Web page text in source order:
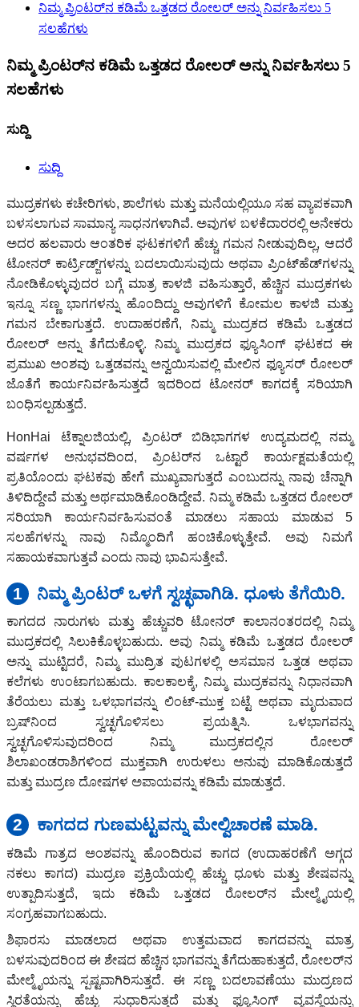
ನಿಮ್ಮ ಪ್ರಿಂಟರ್‌ನ ಕಡಿಮೆ ಒತ್ತಡದ ರೋಲರ್ ಅನ್ನು ನಿರ್ವಹಿಸಲು 5
ಸಲಹೆಗಳು
ನಿಮ್ಮ ಪ್ರಿಂಟರ್‌ನ ಕಡಿಮೆ ಒತ್ತಡದ ರೋಲರ್ ಅನ್ನು ನಿರ್ವಹಿಸಲು 5
ಸಲಹೆಗಳು
ಸುದ್ದಿ
ಸುದ್ದಿ
ಮುದ್ರಕಗಳು ಕಚೇರಿಗಳು, ಶಾಲೆಗಳು ಮತ್ತು ಮನೆಯಲ್ಲಿಯೂ ಸಹ ವ್ಯಾಪಕವಾಗಿ
ಬಳಸಲಾಗುವ ಸಾಮಾನ್ಯ ಸಾಧನಗಳಾಗಿವೆ. ಅವುಗಳ ಬಳಕೆದಾರರಲ್ಲಿ ಅನೇಕರು
ಅದರ ಹಲವಾರು ಆಂತರಿಕ ಘಟಕಗಳಿಗೆ ಹೆಚ್ಚು ಗಮನ ನೀಡುವುದಿಲ್ಲ, ಆದರೆ
ಟೋನರ್ ಕಾರ್ಟ್ರಿಡ್ಜ್‌ಗಳನ್ನು ಬದಲಾಯಿಸುವುದು ಅಥವಾ ಪ್ರಿಂಟ್‌ಹೆಡ್‌ಗಳನ್ನು
ನೋಡಿಕೊಳ್ಳುವುದರ ಬಗ್ಗೆ ಮಾತ್ರ ಕಾಳಜಿ ವಹಿಸುತ್ತಾರೆ, ಹೆಚ್ಚಿನ ಮುದ್ರಕಗಳು
ಇನ್ನೂ ಸಣ್ಣ ಭಾಗಗಳನ್ನು ಹೊಂದಿದ್ದು ಅವುಗಳಿಗೆ ಕೋಮಲ ಕಾಳಜಿ ಮತ್ತು
ಗಮನ ಬೇಕಾಗುತ್ತದೆ. ಉದಾಹರಣೆಗೆ, ನಿಮ್ಮ ಮುದ್ರಕದ ಕಡಿಮೆ ಒತ್ತಡದ
ರೋಲರ್ ಅನ್ನು ತೆಗೆದುಕೊಳ್ಳಿ. ನಿಮ್ಮ ಮುದ್ರಕದ ಫ್ಯೂಸಿಂಗ್ ಘಟಕದ ಈ
ಪ್ರಮುಖ ಅಂಶವು ಒತ್ತಡವನ್ನು ಅನ್ವಯಿಸುವಲ್ಲಿ ಮೇಲಿನ ಫ್ಯೂಸರ್ ರೋಲರ್
ಜೊತೆಗೆ ಕಾರ್ಯನಿರ್ವಹಿಸುತ್ತದೆ ಇದರಿಂದ ಟೋನರ್ ಕಾಗದಕ್ಕೆ ಸರಿಯಾಗಿ
ಬಂಧಿಸಲ್ಪಡುತ್ತದೆ.
HonHai ಟೆಕ್ನಾಲಜಿಯಲ್ಲಿ, ಪ್ರಿಂಟರ್ ಬಿಡಿಭಾಗಗಳ ಉದ್ಯಮದಲ್ಲಿ ನಮ್ಮ
ವರ್ಷಗಳ ಅನುಭವದಿಂದ, ಪ್ರಿಂಟರ್‌ನ ಒಟ್ಟಾರೆ ಕಾರ್ಯಕ್ಷಮತೆಯಲ್ಲಿ
ಪ್ರತಿಯೊಂದು ಘಟಕವು ಹೇಗೆ ಮುಖ್ಯವಾಗುತ್ತದೆ ಎಂಬುದನ್ನು ನಾವು ಚೆನ್ನಾಗಿ
ತಿಳಿದಿದ್ದೇವೆ ಮತ್ತು ಅರ್ಥಮಾಡಿಕೊಂಡಿದ್ದೇವೆ. ನಿಮ್ಮ ಕಡಿಮೆ ಒತ್ತಡದ ರೋಲರ್
ಸರಿಯಾಗಿ ಕಾರ್ಯನಿರ್ವಹಿಸುವಂತೆ ಮಾಡಲು ಸಹಾಯ ಮಾಡುವ 5
ಸಲಹೆಗಳನ್ನು ನಾವು ನಿಮ್ಮೊಂದಿಗೆ ಹಂಚಿಕೊಳ್ಳುತ್ತೇವೆ. ಅವು ನಿಮಗೆ
ಸಹಾಯಕವಾಗುತ್ತವೆ ಎಂದು ನಾವು ಭಾವಿಸುತ್ತೇವೆ.
1 ನಿಮ್ಮ ಪ್ರಿಂಟರ್ ಒಳಗೆ ಸ್ವಚ್ಛವಾಗಿಡಿ. ಧೂಳು ತೆಗೆಯಿರಿ.
ಕಾಗದದ ನಾರುಗಳು ಮತ್ತು ಹೆಚ್ಚುವರಿ ಟೋನರ್ ಕಾಲಾನಂತರದಲ್ಲಿ ನಿಮ್ಮ
ಮುದ್ರಕದಲ್ಲಿ ಸಿಲುಕಿಕೊಳ್ಳಬಹುದು. ಅವು ನಿಮ್ಮ ಕಡಿಮೆ ಒತ್ತಡದ ರೋಲರ್
ಅನ್ನು ಮುಟ್ಟಿದರೆ, ನಿಮ್ಮ ಮುದ್ರಿತ ಪುಟಗಳಲ್ಲಿ ಅಸಮಾನ ಒತ್ತಡ ಅಥವಾ
ಕಲೆಗಳು ಉಂಟಾಗಬಹುದು. ಕಾಲಕಾಲಕ್ಕೆ, ನಿಮ್ಮ ಮುದ್ರಕವನ್ನು ನಿಧಾನವಾಗಿ
ತೆರೆಯಲು ಮತ್ತು ಒಳಭಾಗವನ್ನು ಲಿಂಟ್-ಮುಕ್ತ ಬಟ್ಟೆ ಅಥವಾ ಮೃದುವಾದ
ಬ್ರಷ್‌ನಿಂದ ಸ್ವಚ್ಛಗೊಳಿಸಲು ಪ್ರಯತ್ನಿಸಿ. ಒಳಭಾಗವನ್ನು
ಸ್ವಚ್ಛಗೊಳಿಸುವುದರಿಂದ ನಿಮ್ಮ ಮುದ್ರಕದಲ್ಲಿನ ರೋಲರ್
ಶಿಲಾಖಂಡರಾಶಿಗಳಿಂದ ಮುಕ್ತವಾಗಿ ಉರುಳಲು ಅನುವು ಮಾಡಿಕೊಡುತ್ತದೆ
ಮತ್ತು ಮುದ್ರಣ ದೋಷಗಳ ಅಪಾಯವನ್ನು ಕಡಿಮೆ ಮಾಡುತ್ತದೆ.
2 ಕಾಗದದ ಗುಣಮಟ್ಟವನ್ನು ಮೇಲ್ವಿಚಾರಣೆ ಮಾಡಿ.
ಕಡಿಮೆ ಗಾತ್ರದ ಅಂಶವನ್ನು ಹೊಂದಿರುವ ಕಾಗದ (ಉದಾಹರಣೆಗೆ ಅಗ್ಗದ
ನಕಲು ಕಾಗದ) ಮುದ್ರಣ ಪ್ರಕ್ರಿಯೆಯಲ್ಲಿ ಹೆಚ್ಚು ಧೂಳು ಮತ್ತು ಶೇಷವನ್ನು
ಉತ್ಪಾದಿಸುತ್ತದೆ, ಇದು ಕಡಿಮೆ ಒತ್ತಡದ ರೋಲರ್‌ನ ಮೇಲ್ಮೈಯಲ್ಲಿ
ಸಂಗ್ರಹವಾಗಬಹುದು.
ಶಿಫಾರಸು ಮಾಡಲಾದ ಅಥವಾ ಉತ್ತಮವಾದ ಕಾಗದವನ್ನು ಮಾತ್ರ
ಬಳಸುವುದರಿಂದ ಈ ಶೇಷದ ಹೆಚ್ಚಿನ ಭಾಗವನ್ನು ತೆಗೆದುಹಾಕುತ್ತದೆ, ರೋಲರ್‌ನ
ಮೇಲ್ಮೈಯನ್ನು ಸ್ಪಷ್ಟವಾಗಿರಿಸುತ್ತದೆ. ಈ ಸಣ್ಣ ಬದಲಾವಣೆಯು ಮುದ್ರಣದ
ಸ್ಥಿರತೆಯನ್ನು ಹೆಚ್ಚು ಸುಧಾರಿಸುತ್ತದೆ ಮತ್ತು ಫ್ಯೂಸಿಂಗ್ ವ್ಯವಸ್ಥೆಯನ್ನು